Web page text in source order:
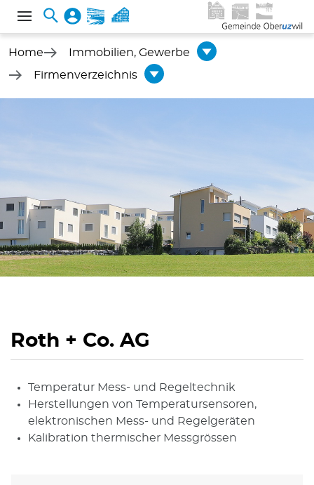
Home
Immobilien, Gewerbe
Firmenverzeichnis
Roth + Co. AG
Temperatur Mess- und Regeltechnik
Herstellungen von Temperatursensoren,
elektronischen Mess- und Regelgeräten
Kalibration thermischer Messgrössen